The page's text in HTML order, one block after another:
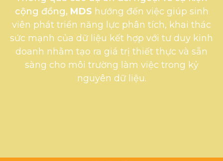
cộng đồng, MDS hướng đến việc giúp sinh
viên phát triển năng lực phân tích, khai thác
sức mạnh của dữ liệu kết hợp với tư duy kinh
doanh nhằm tạo ra giá trị thiết thực và sẵn
sàng cho môi trường làm việc trong kỷ
nguyên dữ liệu.